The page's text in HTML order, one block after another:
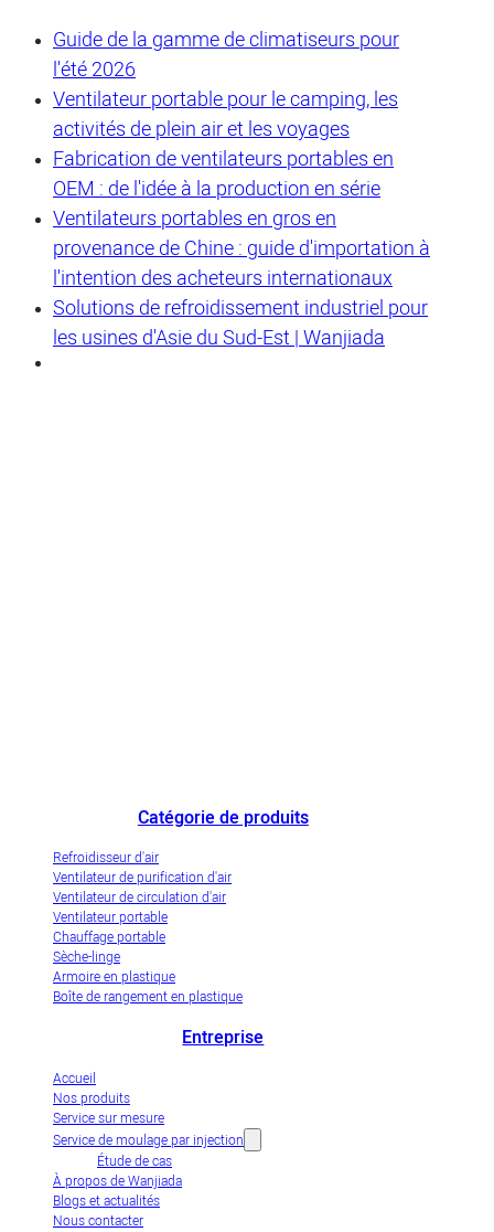
Guide de la gamme de climatiseurs pour
l'été 2026
Ventilateur portable pour le camping, les
activités de plein air et les voyages
Fabrication de ventilateurs portables en
OEM : de l'idée à la production en série
Ventilateurs portables en gros en
provenance de Chine : guide d'importation à
l'intention des acheteurs internationaux
Solutions de refroidissement industriel pour
les usines d'Asie du Sud-Est | Wanjiada
Catégorie de produits
Refroidisseur d'air
Ventilateur de purification d'air
Ventilateur de circulation d'air
Ventilateur portable
Chauffage portable
Sèche-linge
Armoire en plastique
Boîte de rangement en plastique
Entreprise
Accueil
Nos produits
Service sur mesure
Service de moulage par injection
Étude de cas
À propos de Wanjiada
Blogs et actualités
Nous contacter